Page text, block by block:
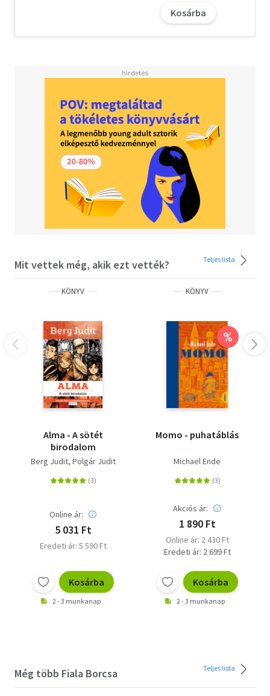
Olvasd el mások véleményét is!
Kosárba
Mit vettek még, akik ezt vették? Teljes lista
KÖNYV
Alma - A sötét
birodalom
Berg Judit Polgár Judit
Online ár:
5 031 Ft
Eredeti ár: 5 590 Ft
Kosárba
2 - 3 munkanap
KÖNYV
%
Momo - puhatáblás
Michael Ende
Akciós ár:
1 890 Ft
Online ár: 2 430 Ft
Eredeti ár: 2 699 Ft
Kosárba
2 - 3 munkanap
Még több Fiala Borcsa Teljes lista